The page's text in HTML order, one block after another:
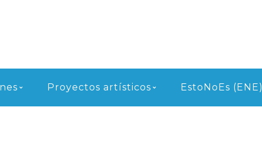
Proyectos artísticos EstoNoEs (ENE)